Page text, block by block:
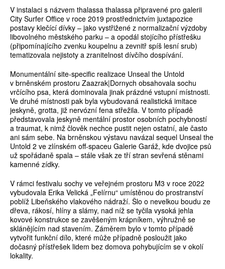
V instalaci s názvem thalassa thalassa připravené pro galerii
City Surfer Office v roce 2019 prostřednictvím juxtapozice
postavy klečící dívky – jako vystřižené z normalizační výzdoby
libovolného městského parku – a opodál stojícího přístřešku
(připomínajícího zvenku koupelnu a zevnitř spíš lesní srub)
tematizovala nejistoty a zranitelnost dívčího dospívání.
Monumentální site-specific realizace Unseal the Untold
v brněnském prostoru Zaazrak|Dornych obsahovala sochu
vrčícího psa, která dominovala jinak prázdné vstupní místnosti.
Ve druhé místnosti pak byla vybudovaná realistická imitace
jeskyně, grotta, již nervózní fena střežila. V tomto případě
představovala jeskyně mentální prostor osobních pochybností
a traumat, k nimž člověk nechce pustit nejen ostatní, ale často
ani sám sebe. Na brněnskou výstavu navázal sequel Unseal the
Untold 2 ve zlínském off-spaceu Galerie Garáž, kde dvojice psů
už spořádaně spala – stále však ze tří stran sevřená stěnami
kamenné zídky.
V rámci festivalu sochy ve veřejném prostoru M3 v roce 2022
vybudovala Erika Velická „Felírnu“ umístěnou do prostranství
poblíž Libeňského vlakového nádraží. Šlo o nevelkou boudu ze
dřeva, rákosí, hlíny a slámy, nad níž se tyčila vysoká jehla
kovové konstrukce se zavěšeným krápníkem, výhružně se
sklánějícím nad stavením. Záměrem bylo v tomto případě
vytvořit funkční dílo, které může případně posloužit jako
dočasný přístřešek lidem bez domova pohybujícím se v okolí
lokality.